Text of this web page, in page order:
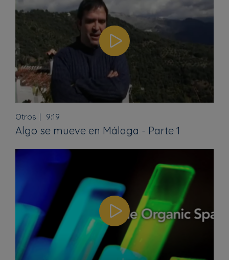
Otros 9:19
Algo se mueve en Málaga - Parte 1